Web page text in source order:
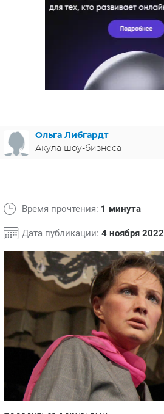
СВЕТСКИЕ НОВОСТИ
Ольга Либгардт
Акула шоу-бизнеса
Время прочтения: 1 минута
Дата публикации: 4 ноября 2022